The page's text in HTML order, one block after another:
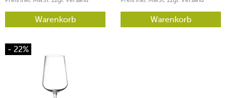
Warenkorb Warenkorb
- 22%